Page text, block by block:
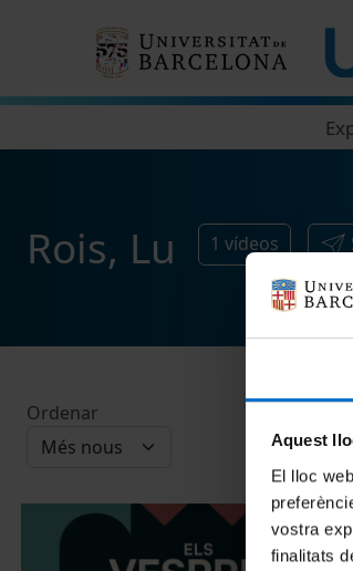
Aquest
El lloc
vostra
finalitats
Rois, Lu 1 vídeos
Ordenar